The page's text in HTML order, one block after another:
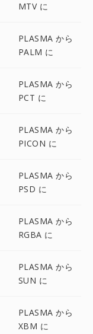
MTV に
PLASMA から
PALM に
PLASMA から
PCT に
PLASMA から
PICON に
PLASMA から
PSD に
PLASMA から
RGBA に
PLASMA から
SUN に
PLASMA から
XBM に